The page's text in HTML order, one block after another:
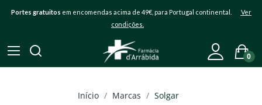
Portes gratuitos em encomendas acima de 49€, para Portugal continental. Ver
condições.
0
Início Marcas Solgar